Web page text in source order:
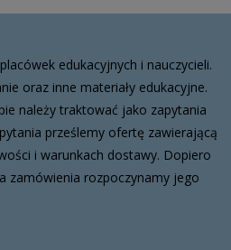
edukacyjnych i nauczycieli.
oraz inne materiały edukacyjne.
należy traktować jako zapytania
prześlemy ofertę zawierającą
i warunkach dostawy. Dopiero
zamówienia rozpoczynamy jego